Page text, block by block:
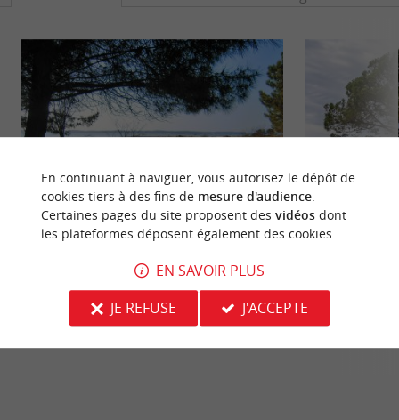
Plage du Moulleau
La plus au sud de la commune d'Arcachon, belle
vue sur tout le bassin, la baignade est agréable car
on se rapproche ...
Plage du Pereire
il y a ...
En continuant à naviguer, vous autorisez le dépôt de
cookies tiers à des fins de mesure d'audience.
Certaines pages du site proposent des vidéosdont
les plateformes déposent également des cookies.
EN SAVOIR PLUS
JE REFUSE
J'ACCEPTE